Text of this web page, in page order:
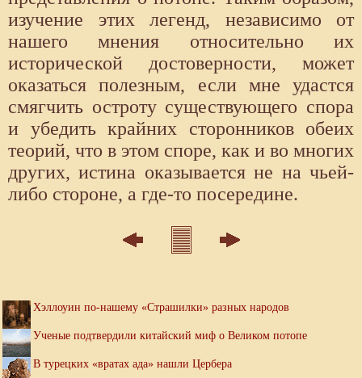
изучение этих легенд, независимо от
нашего мнения относительно их
исторической достоверности, может
оказаться полезным, если мне удастся
смягчить остроту существующего спора
и убедить крайних сторонников обеих
теорий, что в этом споре, как и во многих
других, истина оказывается не на чьей-
либо стороне, а где-то посередине.
Хэллоуин по-нашему «Страшилки» разных народов
Ученые подтвердили китайский миф о Великом потопе
В турецких «вратах ада» нашли Цербера